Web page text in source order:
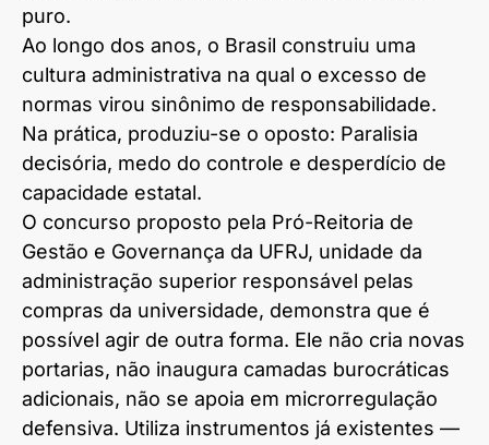
puro.
Ao longo dos anos, o Brasil construiu uma
cultura administrativa na qual o excesso de
normas virou sinônimo de responsabilidade.
Na prática, produziu-se o oposto: Paralisia
decisória, medo do controle e desperdício de
capacidade estatal.
O concurso proposto pela Pró-Reitoria de
Gestão e Governança da UFRJ, unidade da
administração superior responsável pelas
compras da universidade, demonstra que é
possível agir de outra forma. Ele não cria novas
portarias, não inaugura camadas burocráticas
adicionais, não se apoia em microrregulação
defensiva. Utiliza instrumentos já existentes —